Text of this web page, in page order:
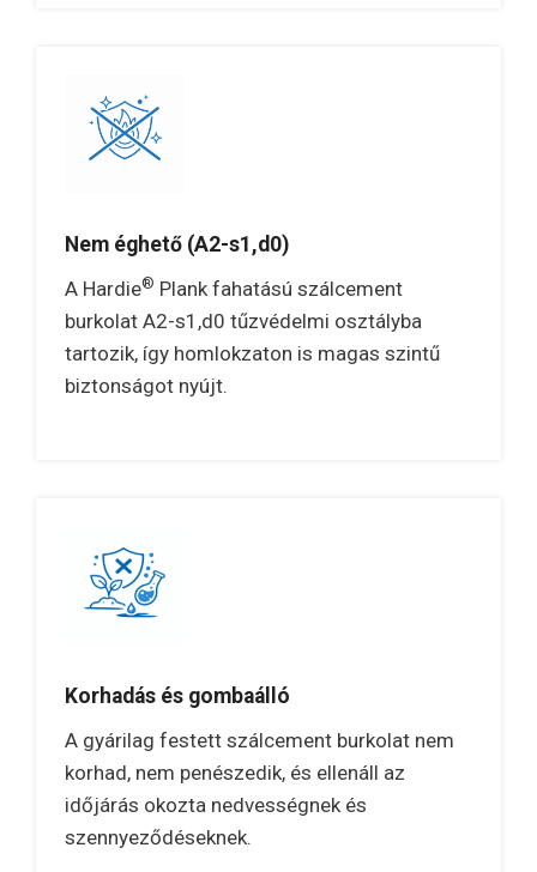
Nem éghető (A2-s1,d0)
A Hardie® Plank fahatású szálcement
burkolat A2-s1,d0 tűzvédelmi osztályba
tartozik, így homlokzaton is magas szintű
biztonságot nyújt.
Korhadás és gombaálló
A gyárilag festett szálcement burkolat nem
korhad, nem penészedik, és ellenáll az
időjárás okozta nedvességnek és
szennyeződéseknek.